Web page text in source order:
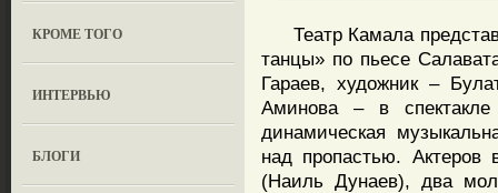
КРОМЕ ТОГО
ИНТЕРВЬЮ
БЛОГИ
Театр Камала
танцы» по пьесе
Гараев, художник –
Аминова – в спектакле
динамическая
над пропастью. Актеров
(Наиль Дунаев), два